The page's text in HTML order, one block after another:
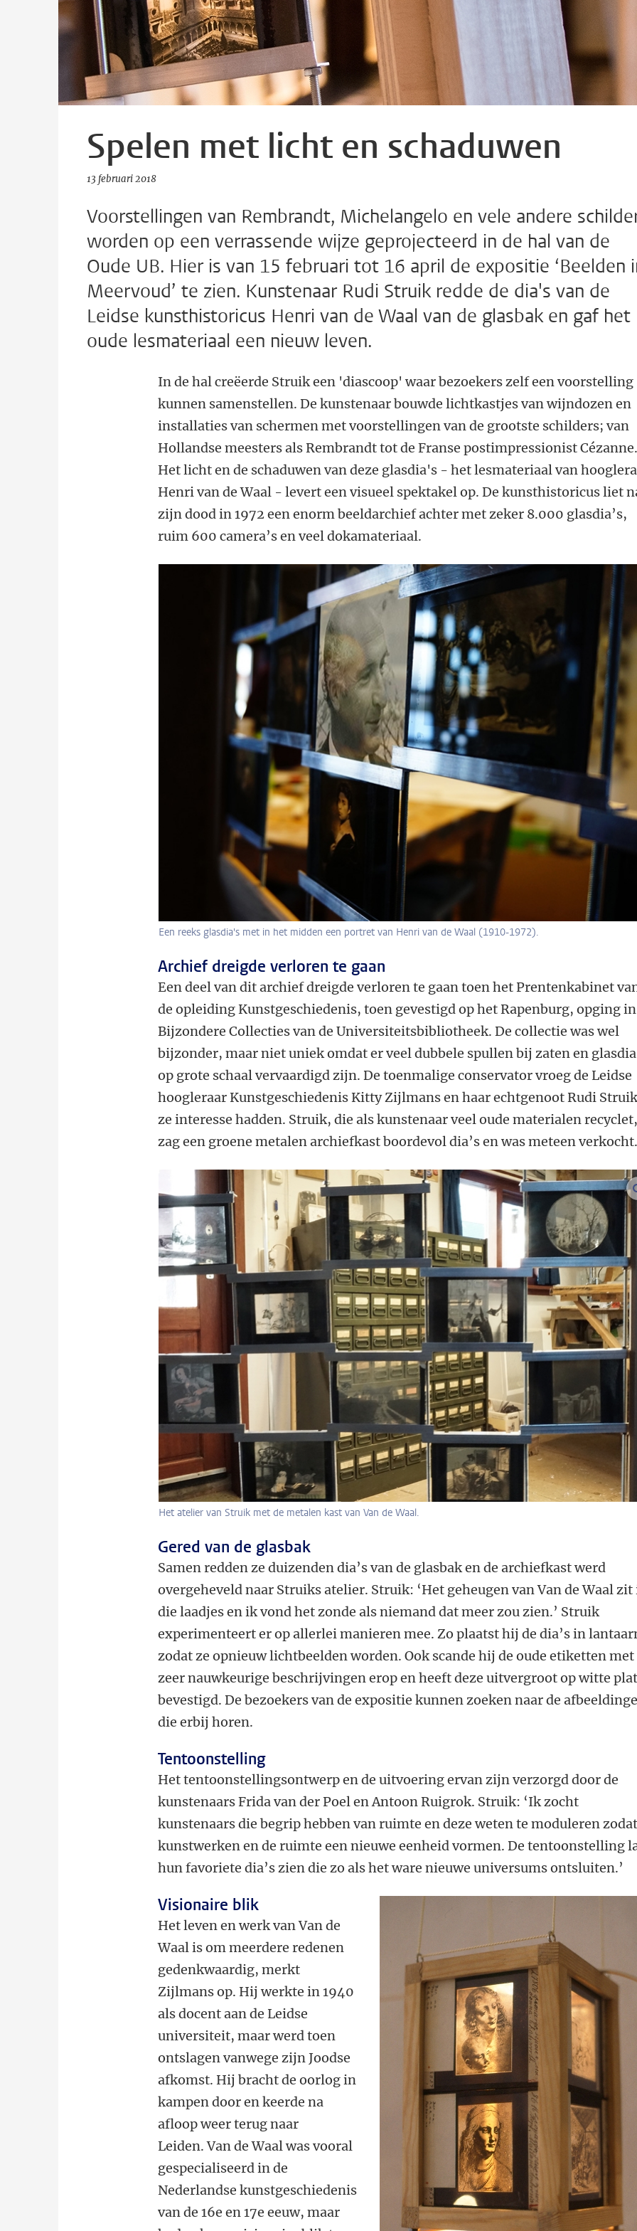
Spelen met licht en schaduwen
13 februari 2018
Voorstellingen van Rembrandt, Michelangelo en vele andere
worden op een verrassende wijze geprojecteerd in de hal van de
Oude UB. Hier is van 15 februari tot 16 april de expositie ‘Beelden
Meervoud’ te zien. Kunstenaar Rudi Struik redde de dia's van de
Leidse kunsthistoricus Henri van de Waal van de glasbak en gaf het
oude lesmateriaal een nieuw leven.
In de hal creëerde Struik een 'diascoop' waar bezoekers zelf een voorstelling
kunnen samenstellen. De kunstenaar bouwde lichtkastjes van wijndozen en
installaties van schermen met voorstellingen van de grootste schilders; van
Hollandse meesters als Rembrandt tot de Franse postimpressionist
Het licht en de schaduwen van deze glasdia's - het lesmateriaal van
Henri van de Waal - levert een visueel spektakel op. De kunsthistoricus liet
zijn dood in 1972 een enorm beeldarchief achter met zeker 8.000 glasdia’s,
ruim 600 camera’s en veel dokamateriaal.
Een reeks glasdia's met in het midden een portret van Henri van de Waal (1910-1972).
Archief dreigde verloren te gaan
Een deel van dit archief dreigde verloren te gaan toen het Prentenkabinet
de opleiding Kunstgeschiedenis, toen gevestigd op het Rapenburg, opging
Bijzondere Collecties van de Universiteitsbibliotheek. De collectie was wel
bijzonder, maar niet uniek omdat er veel dubbele spullen bij zaten en
op grote schaal vervaardigd zijn. De toenmalige conservator vroeg de Leidse
hoogleraar Kunstgeschiedenis Kitty Zijlmans en haar echtgenoot Rudi
ze interesse hadden. Struik, die als kunstenaar veel oude materialen
zag een groene metalen archiefkast boordevol dia’s en was meteen
Het atelier van Struik met de metalen kast van Van de Waal.
Gered van de glasbak
Samen redden ze duizenden dia’s van de glasbak en de archiefkast werd
overgeheveld naar Struiks atelier. Struik: ‘Het geheugen van Van de Waal zit
die laadjes en ik vond het zonde als niemand dat meer zou zien.’ Struik
experimenteert er op allerlei manieren mee. Zo plaatst hij de dia’s in
zodat ze opnieuw lichtbeelden worden. Ook scande hij de oude etiketten met
zeer nauwkeurige beschrijvingen erop en heeft deze uitvergroot op witte
bevestigd. De bezoekers van de expositie kunnen zoeken naar de
die erbij horen.
Tentoonstelling
Het tentoonstellingsontwerp en de uitvoering ervan zijn verzorgd door de
kunstenaars Frida van der Poel en Antoon Ruigrok. Struik: ‘Ik zocht
kunstenaars die begrip hebben van ruimte en deze weten te moduleren
kunstwerken en de ruimte een nieuwe eenheid vormen. De tentoonstelling
hun favoriete dia’s zien die zo als het ware nieuwe universums ontsluiten.’
Visionaire blik
Het leven en werk van Van de
Waal is om meerdere redenen
gedenkwaardig, merkt
Zijlmans op. Hijwerkte in 1940
als docent aan de Leidse
universiteit, maar werd toen
ontslagen vanwege zijn Joodse
afkomst. Hij bracht de oorlog in
kampen door en keerde na
afloop weer terug naar
Leiden. Van de Waalwas vooral
gespecialiseerd in de
Nederlandse kunstgeschiedenis
van de 16e en 17e eeuw, maar